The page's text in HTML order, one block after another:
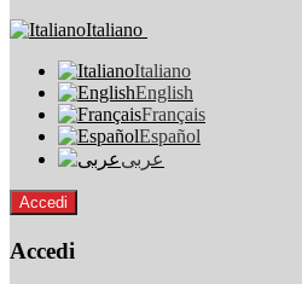
Italiano
Italiano
English
Français
Español
عربى
Accedi
Accedi